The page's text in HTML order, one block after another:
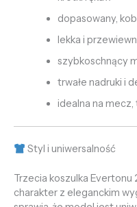
dopasowany,
lekka i
szybkoschnący
trwałe nadruki i
idealna na
Styl i uniwersalność
Trzecia koszulka
charakter z eleganckim